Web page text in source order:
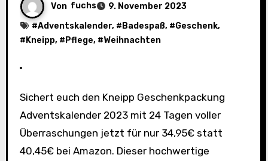
Von fuchs
9. November 2023
#Adventskalender, # Badespaß, #Geschenk,
# Kneipp, # Pflege, #Weihnachten
Sichert euch den Kneipp Geschenkpackung
Adventskalender 2023 mit 24 Tagen voller
Überraschungen jetzt für nur 34,95€ statt
40,45€ bei Amazon. Dieser hochwertige